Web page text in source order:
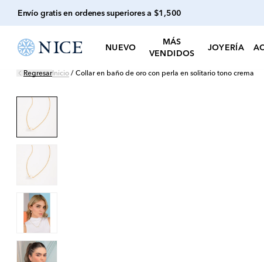
Envío gratis en ordenes superiores a $1,500
NUEVO
MÁS
VENDIDOS
JOYERÍA
RegresarInicio / Collar en baño de oro con perla en solitario tono crema